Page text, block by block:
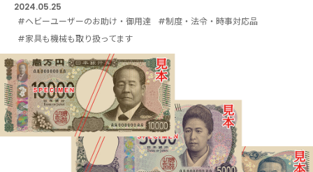
2024.05.25
#ヘビーユーザーのお助け・御用達
#制度・法令・時事対応品
#家具も機械も取り扱ってます